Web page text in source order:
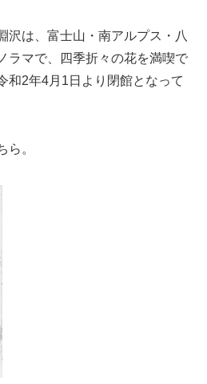
沢は、富士山・南アルプス・八
ラマで、四季折々の花を満喫で
和2年4月1日より閉館となって
ら。